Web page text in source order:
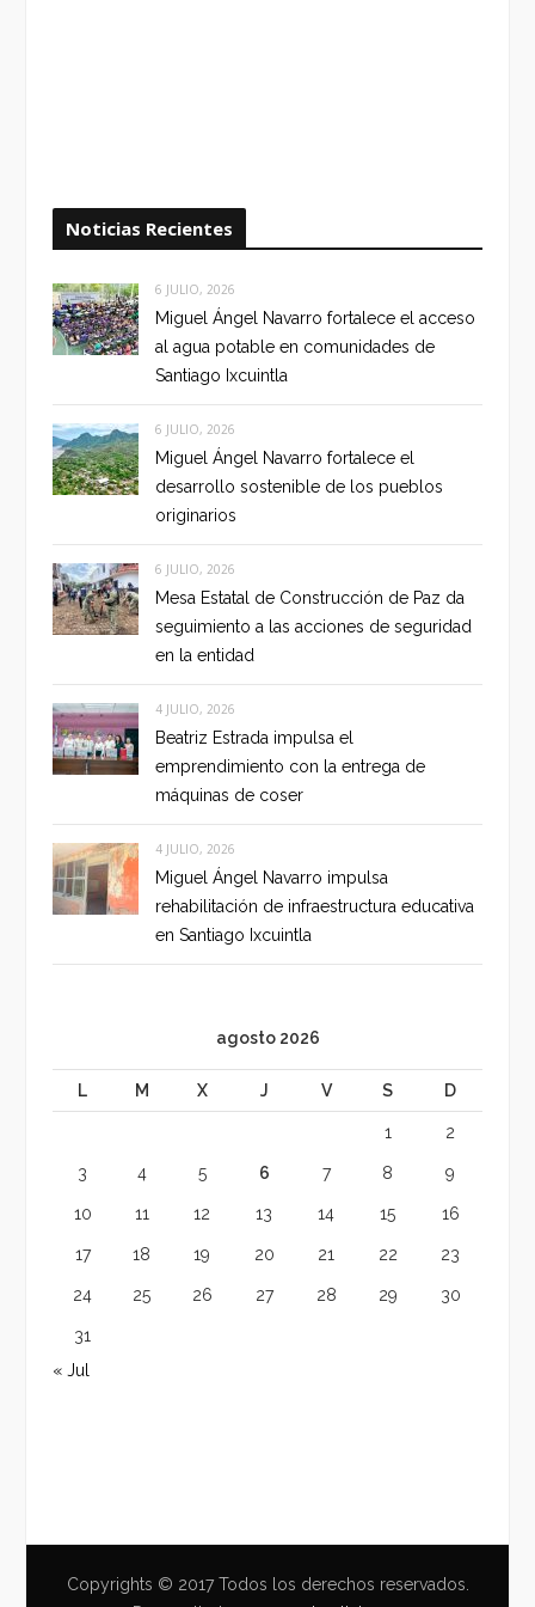
Noticias Recientes
6 JULIO, 2026
Miguel Ángel Navarro fortalece el acceso
al agua potable en comunidades de
Santiago Ixcuintla
6 JULIO, 2026
Miguel Ángel Navarro fortalece el
desarrollo sostenible de los pueblos
originarios
6 JULIO, 2026
Mesa Estatal de Construcción de Paz da
seguimiento a las acciones de seguridad
en la entidad
4 JULIO, 2026
Beatriz Estrada impulsa el
emprendimiento con la entrega de
máquinas de coser
4 JULIO, 2026
Miguel Ángel Navarro impulsa
rehabilitación de infraestructura educativa
en Santiago Ixcuintla
agosto 2026
L M X J V S D
1 2
3 4 5 6 7 8 9
10 11 12 13 14 15 16
17 18 19 20 21 22 23
24 25 26 27 28 29 30
31
« Jul
Copyrights © 2017 Todos los derechos reservados.